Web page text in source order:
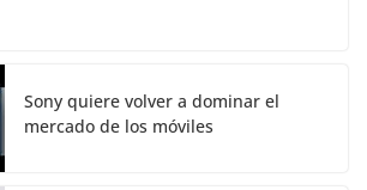
Sony quiere volver a dominar el
mercado de los móviles